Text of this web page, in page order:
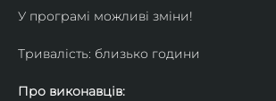
У програмі можливі зміни!
Тривалість: близько години
Про виконавців: